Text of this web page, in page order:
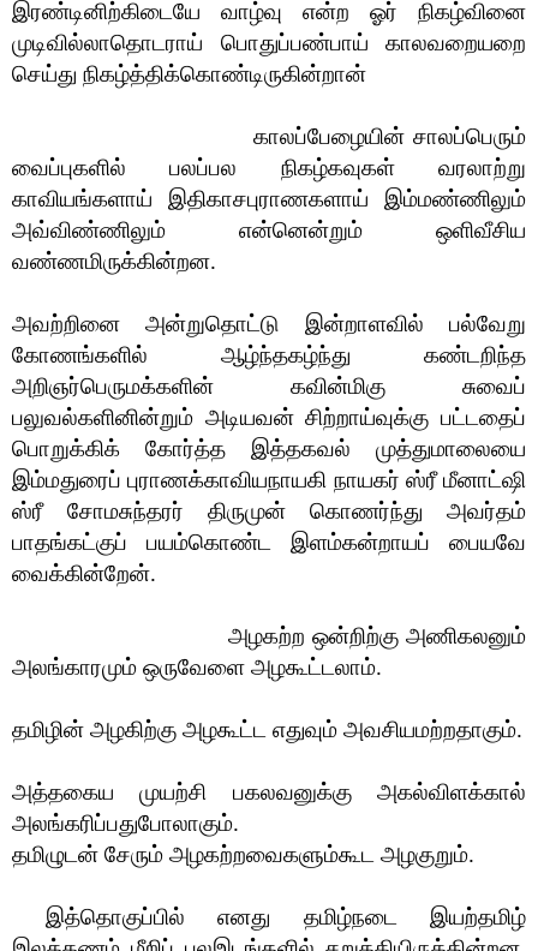
இரண்டினிற்கிடையே வாழ்வு என்ற ஓர் நிகழ்வினை
முடிவில்லாதொடராய் பொதுப்பண்பாய் காலவறையறை
செய்து நிகழ்த்திக்கொண்டிருகின்றான்
காலப்பேழையின் சாலப்பெரும்
வைப்புகளில் பலப்பல நிகழ்கவுகள் வரலாற்று
காவியங்களாய் இதிகாசபுராணகளாய் இம்மண்ணிலும்
அவ்விண்ணிலும் என்னென்றும் ஒளிவீசிய
வண்ணமிருக்கின்றன.
அவற்றினை அன்றுதொட்டு இன்றாளவில் பல்வேறு
கோணங்களில் ஆழ்ந்தகழ்ந்து கண்டறிந்த
அறிஞர்பெருமக்களின் கவின்மிகு சுவைப்
பலுவல்களினின்றும் அடியவன் சிற்றாய்வுக்கு பட்டதைப்
பொறுக்கிக் கோர்த்த இத்தகவல் முத்துமாலையை
இம்மதுரைப் புராணக்காவியநாயகி நாயகர் ஸ்ரீ மீனாட்ஷி
ஸ்ரீ சோமசுந்தரர் திருமுன் கொணர்ந்து அவர்தம்
பாதங்கட்குப் பயம்கொண்ட இளம்கன்றாயப் பையவே
வைக்கின்றேன்.
அழகற்ற ஒன்றிற்கு அணிகலனும்
அலங்காரமும் ஒருவேளை அழகூட்டலாம்.
தமிழின் அழகிற்கு அழகூட்ட எதுவும் அவசியமற்றதாகும்.
அத்தகைய முயற்சி பகலவனுக்கு அகல்விளக்கால்
அலங்கரிப்பதுபோலாகும்.
தமிழுடன் சேரும் அழகற்றவைகளும்கூட அழகுறும்.
இத்தொகுப்பில் எனது தமிழ்நடை இயற்தமிழ்